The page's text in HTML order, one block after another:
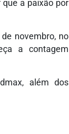
a paixão por
novembro, no
a contagem
além dos